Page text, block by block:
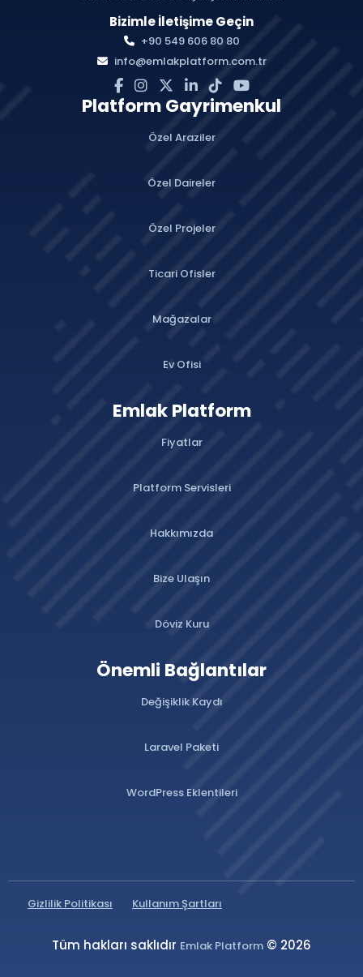
Bizimle İletişime Geçin
+90 549 606 80 80
info@emlakplatform.com.tr
Platform Gayrimenkul
Özel Araziler
Özel Daireler
Özel Projeler
Ticari Ofisler
Mağazalar
Ev Ofisi
Emlak Platform
Fiyatlar
Platform Servisleri
Hakkımızda
Bize Ulaşın
Döviz Kuru
Önemli Bağlantılar
Değişiklik Kaydı
Laravel Paketi
WordPress Eklentileri
Gizlilik Politikası Kullanım Şartları
Tüm hakları saklıdır Emlak Platform © 2026